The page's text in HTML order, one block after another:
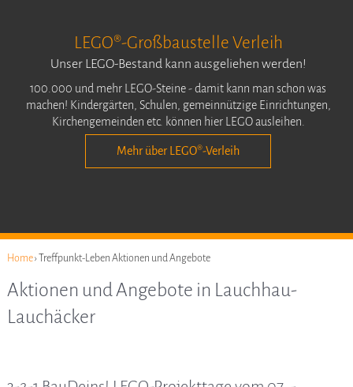
LEGO®-Großbaustelle Verleih
Unser LEGO-Bestand kann ausgeliehen werden!
100.000 und mehr LEGO-Steine - damit kann man schon was
machen! Kindergärten, Schulen, gemeinnützige Einrichtungen,
Kirchengemeinden etc. können hier LEGO ausleihen.
Mehr über LEGO®-Verleih
Home› Treffpunkt-Leben Aktionen und Angebote
Aktionen und Angebote in Lauchhau-
Lauchäcker